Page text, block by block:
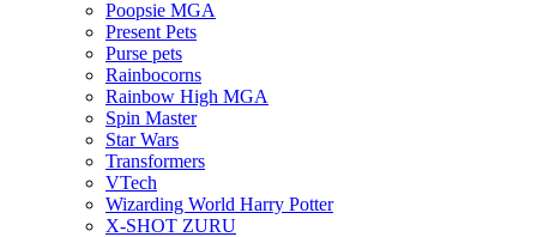
Poopsie MGA
Present Pets
Purse pets
Rainbocorns
Rainbow High MGA
Spin Master
Star Wars
Transformers
VTech
Wizarding World Harry Potter
X-SHOT ZURU